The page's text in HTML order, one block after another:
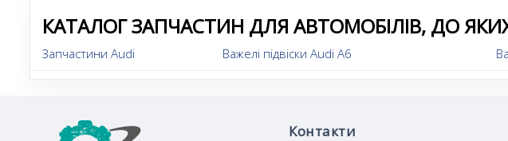
КАТАЛОГ ЗАПЧАСТИН ДЛЯ АВТОМОБІЛІВ, ДО
Запчастини Audi Важелі підвіски Audi A6
Контакти